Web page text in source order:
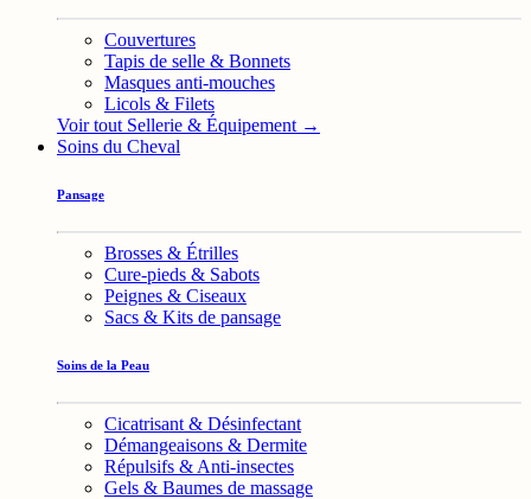
Couvertures
Tapis de selle & Bonnets
Masques anti-mouches
Licols & Filets
Voir tout Sellerie & Équipement →
Soins du Cheval
Pansage
Brosses & Étrilles
Cure-pieds & Sabots
Peignes & Ciseaux
Sacs & Kits de pansage
Soins de la Peau
Cicatrisant & Désinfectant
Démangeaisons & Dermite
Répulsifs & Anti-insectes
Gels & Baumes de massage